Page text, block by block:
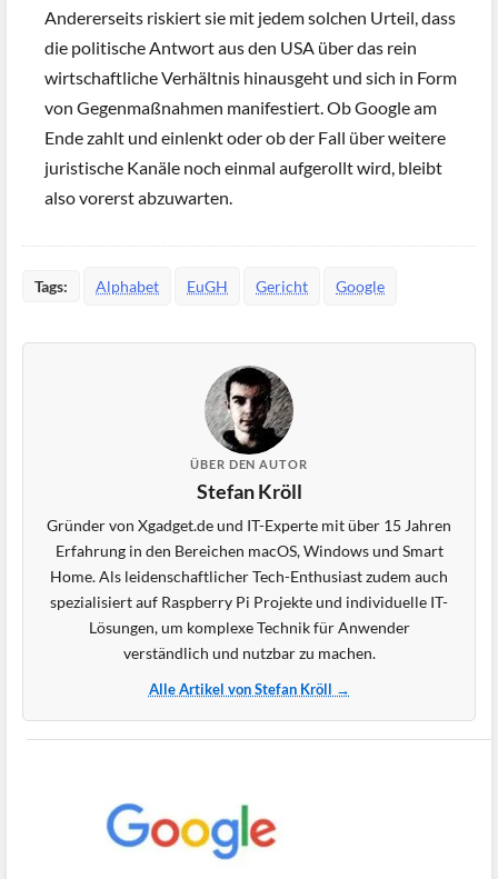
Andererseits riskiert sie mit jedem solchen Urteil, dass
die politische Antwort aus den USA über das rein
wirtschaftliche Verhältnis hinausgeht und sich in Form
von Gegenmaßnahmen manifestiert. Ob Google am
Ende zahlt und einlenkt oder ob der Fall über weitere
juristische Kanäle noch einmal aufgerollt wird, bleibt
also vorerst abzuwarten.
Tags: Alphabet EuGH Gericht Google
ÜBER DEN AUTOR
Stefan Kröll
Gründer von Xgadget.de und IT-Experte mit über 15 Jahren
Erfahrung in den Bereichen macOS, Windows und Smart
Home. Als leidenschaftlicher Tech-Enthusiast zudem auch
spezialisiert auf Raspberry Pi Projekte und individuelle IT-
Lösungen, um komplexe Technik für Anwender
verständlich und nutzbar zu machen.
Alle Artikel von Stefan Kröll →